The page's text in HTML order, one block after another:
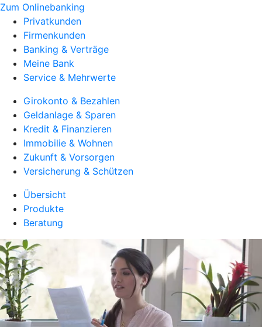
Zum Onlinebanking
Privatkunden
Firmenkunden
Banking & Verträge
Meine Bank
Service & Mehrwerte
Girokonto & Bezahlen
Geldanlage & Sparen
Kredit & Finanzieren
Immobilie & Wohnen
Zukunft & Vorsorgen
Versicherung & Schützen
Übersicht
Produkte
Beratung